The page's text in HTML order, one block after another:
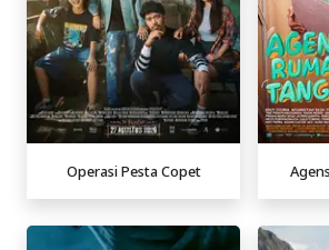
Operasi Pesta Copet